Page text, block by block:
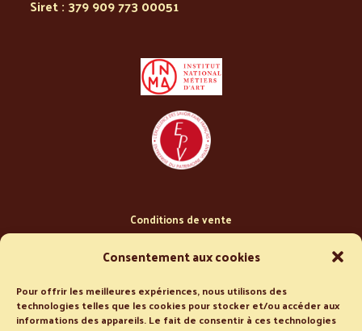
Consentement aux cookies
Pour offrir les meilleures expériences, nous utilisons des
technologies telles que les cookies pour stocker et/ou accéder aux
informations des appareils. Le fait de consentir à ces technologies
Siret : 379 909 773 00051
Conditions de vente
Politique de confidentialité